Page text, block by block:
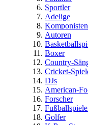
Sportler
Adelige
Komponisten
Autoren
Boxer
Country-
Cricket-
DJs
American-
Forscher
Golfer